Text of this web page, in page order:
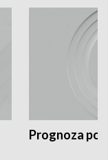
Prognoza